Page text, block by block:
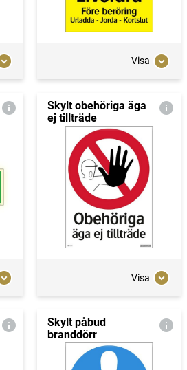
Visa
Skylt obehöriga äga
ej tillträde
Visa
Skylt påbud
branddörr